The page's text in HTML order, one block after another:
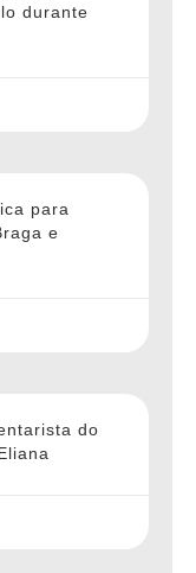
durante
para
e
do